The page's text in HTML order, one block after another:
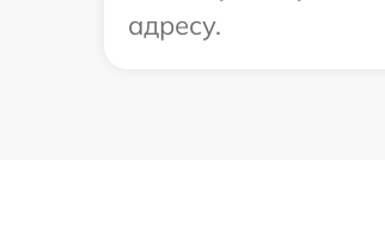
адресу.